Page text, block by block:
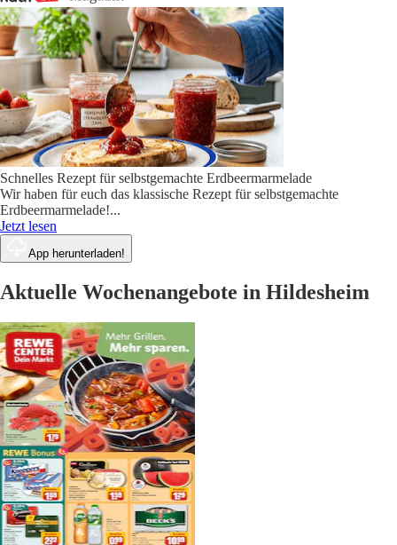
Schnelles Rezept für selbstgemachte Erdbeermarmelade
Wir haben für euch das klassische Rezept für selbstgemachte
Erdbeermarmelade!...
Jetzt lesen
App herunterladen!
Aktuelle Wochenangebote in Hildesheim